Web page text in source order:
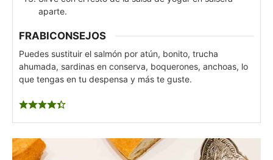
aparte.
FRABICONSEJOS
Puedes sustituir el salmón por atún, bonito, trucha
ahumada, sardinas en conserva, boquerones, anchoas, lo
que tengas en tu despensa y más te guste.